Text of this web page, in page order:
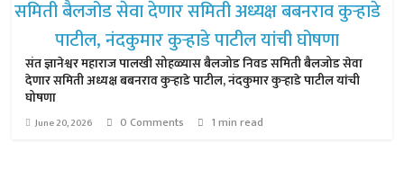
संत ज्ञानेश्वर महाराज पालखी सोहळ्यास बैलजोड निवड समिती बैलजोड सेवा
देणार समिती अध्यक्ष बबनराव कुऱ्हाडे पाटील, नंदकुमार कुऱ्हाडे पाटील यांची
घोषणा
June 20, 2026 0 Comments 1 min read